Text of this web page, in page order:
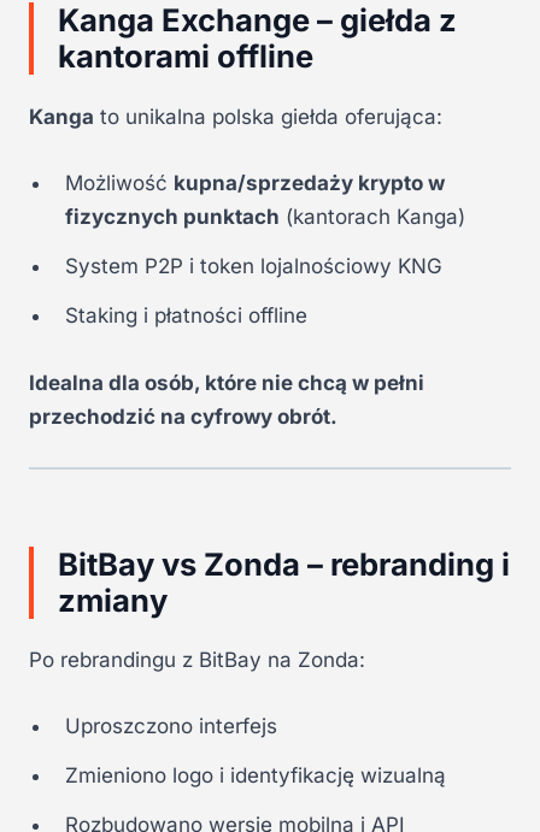
Kanga Exchange – giełda z
kantorami offline
Kanga to unikalna polska giełda oferująca:
Możliwość kupna/sprzedaży krypto w
fizycznych punktach (kantorach Kanga)
System P2P i token lojalnościowy KNG
Staking i płatności offline
Idealna dla osób, które nie chcą w pełni
przechodzić na cyfrowy obrót.
BitBay vs Zonda – rebranding i
zmiany
Po rebrandingu z BitBay na Zonda:
Uproszczono interfejs
Zmieniono logo i identyfikację wizualną
Rozbudowano wersję mobilną i API